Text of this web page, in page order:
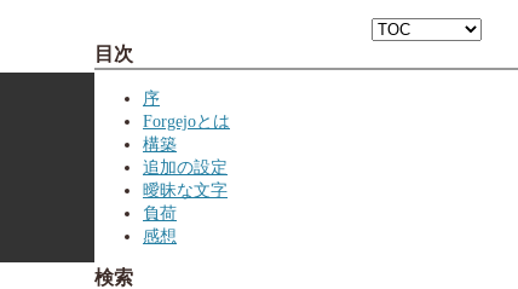
目次
序
Forgejoとは
構築
追加の設定
曖昧な文字
負荷
感想
検索